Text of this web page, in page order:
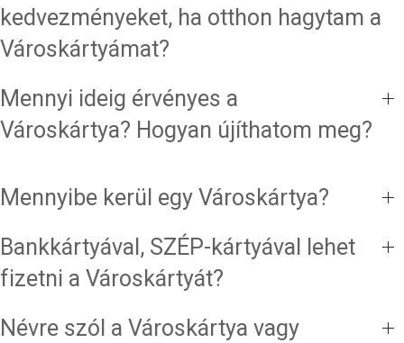
kedvezményeket, ha otthon hagytam a
Városkártyámat?
Mennyi ideig érvényes a
Városkártya? Hogyan újíthatom meg?
Mennyibe kerül egy Városkártya?
Bankkártyával, SZÉP-kártyával lehet
fizetni a Városkártyát?
Névre szól a Városkártya vagy